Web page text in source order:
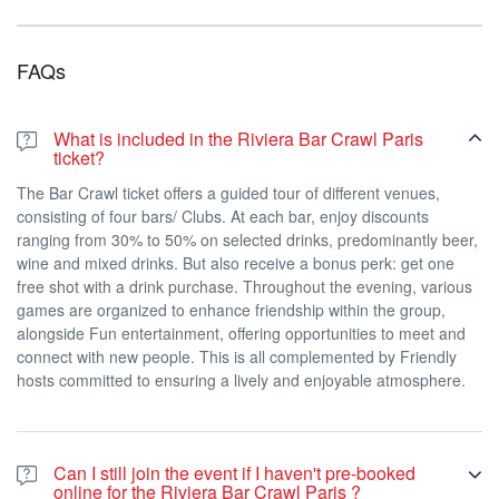
pantaloncini o canottiere.
Detto questo, è piuttosto rilassato e informale.
È severamente vietato portare alcolici dall’esterno. È inoltre
queste regole, non verrà effettuato alcun rimborso in entrambi i
casi.
I posti disponibili ogni sera sono limitati, quindi ti consigliamo di
prenotare online in anticipo perché i posti sono limitati.
Devi avere più di 18 anni, ma anche 80 vanno bene. Crediamo
davvero che non si sia mai troppo vecchi per divertirsi.
Realizziamo anche feste originali e su misura per clienti privati,
gruppi e aziende.Contattaci in qualsiasi momento per vedere
FAQs
What is included in the Riviera Bar Crawl Paris
ticket?
The Bar Crawl ticket offers a guided tour of different venues,
consisting of four bars/ Clubs. At each bar, enjoy discounts
ranging from 30% to 50% on selected drinks, predominantly beer,
wine and mixed drinks. But also receive a bonus perk: get one
free shot with a drink purchase. Throughout the evening, various
games are organized to enhance friendship within the group,
alongside Fun entertainment, offering opportunities to meet and
connect with new people. This is all complemented by Friendly
hosts committed to ensuring a lively and enjoyable atmosphere.
Can I still join the event if I haven't pre-booked
online for the Riviera Bar Crawl Paris ?